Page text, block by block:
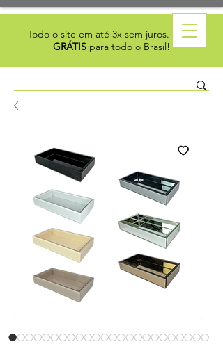
Todo o site em até 3x sem juros. Frete
GRÁTIS para todo o Brasil!